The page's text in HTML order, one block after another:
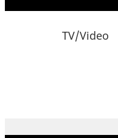
TV/Video